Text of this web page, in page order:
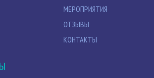
МЕРОПРИЯТИЯ
ОТЗЫВЫ
КОНТАКТЫ